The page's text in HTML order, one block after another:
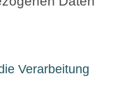
Verarbeitung